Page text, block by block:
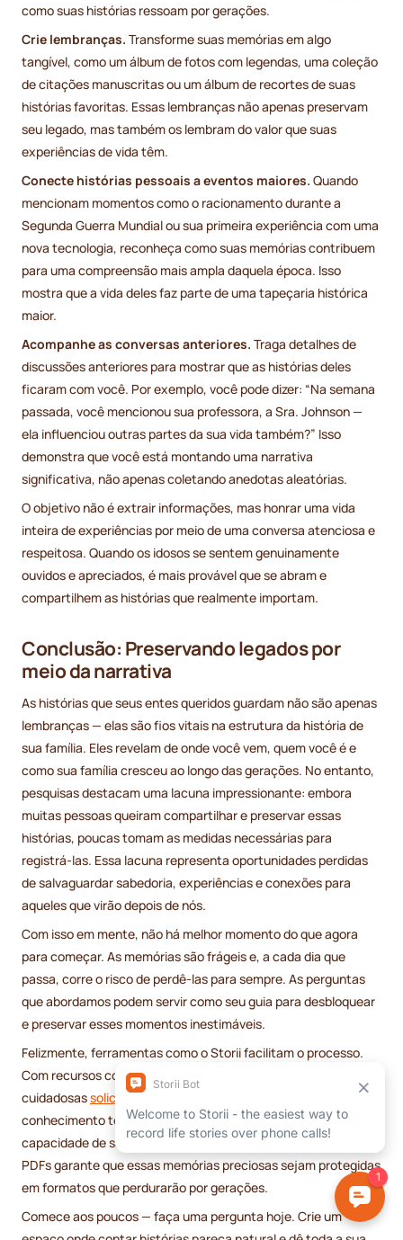
como suas histórias ressoam por gerações.
Crie lembranças. Transforme suas memórias em algo
tangível, como um álbum de fotos com legendas, uma coleção
de citações manuscritas ou um álbum de recortes de suas
histórias favoritas. Essas lembranças não apenas preservam
seu legado, mas também os lembram do valor que suas
experiências de vida têm.
Conecte histórias pessoais a eventos maiores. Quando
mencionam momentos como o racionamento durante a
Segunda Guerra Mundial ou sua primeira experiência com uma
nova tecnologia, reconheça como suas memórias contribuem
para uma compreensão mais ampla daquela época. Isso
mostra que a vida deles faz parte de uma tapeçaria histórica
maior.
Acompanhe as conversas anteriores. Traga detalhes de
discussões anteriores para mostrar que as histórias deles
ficaram com você. Por exemplo, você pode dizer: “Na semana
passada, você mencionou sua professora, a Sra. Johnson —
ela influenciou outras partes da sua vida também?” Isso
demonstra que você está montando uma narrativa
significativa, não apenas coletando anedotas aleatórias.
O objetivo não é extrair informações, mas honrar uma vida
inteira de experiências por meio de uma conversa atenciosa e
respeitosa. Quando os idosos se sentem genuinamente
ouvidos e apreciados, é mais provável que se abram e
compartilhem as histórias que realmente importam.
Conclusão: Preservando legados por
meio da narrativa
As histórias que seus entes queridos guardam não são apenas
lembranças — elas são fios vitais na estrutura da história de
sua família. Eles revelam de onde você vem, quem você é e
como sua família cresceu ao longo das gerações. No entanto,
pesquisas destacam uma lacuna impressionante: embora
muitas pessoas queiram compartilhar e preservar essas
histórias, poucas tomam as medidas necessárias para
registrá-las. Essa lacuna representa oportunidades perdidas
de salvaguardar sabedoria, experiências e conexões para
aqueles que virão depois de nós.
Com isso em mente, não há melhor momento do que agora
para começar. As memórias são frágeis e, a cada dia que
passa, corre o risco de perdê-las para sempre. As perguntas
que abordamos podem servir como seu guia para desbloquear
e preservar esses momentos inestimáveis.
Felizmente, ferramentas como o Storii facilitam o processo.
Com recursos como chamadas telefônicas automatizadas e
cuidadosassolicitações selecionadas
, mesmo aqueles sem
conhecimento técnico podem participar. Além disso, a
capacidade de salvar essas gravações como audiolivros ou
PDFs garante que essas memórias preciosas sejam protegidas
em formatos que perdurarão por gerações.
Comece aos poucos — faça uma pergunta hoje. Crie um